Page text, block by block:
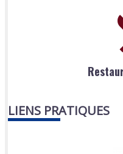
LIENS PRATIQUES